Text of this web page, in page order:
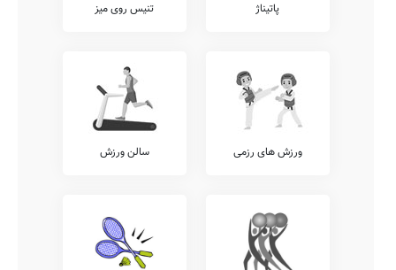
پاتیناژ تنیس روی میز
ورزش های رزمی سالن ورزش